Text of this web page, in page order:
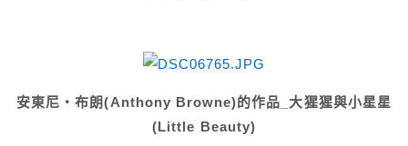
安東尼‧布朗(Anthony Browne)的作品_大猩猩與小星星
(Little Beauty)